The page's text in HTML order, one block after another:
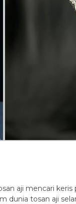
aji mencari keris
dunia tosan aji